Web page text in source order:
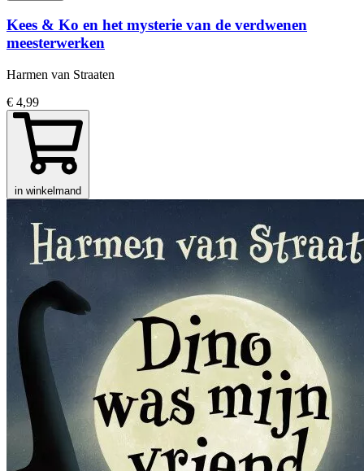
Kees & Ko en het mysterie van de verdwenen
meesterwerken
Harmen van Straaten
€ 4,99
in winkelmand